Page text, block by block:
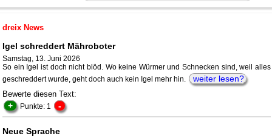
dreix News
Igel schreddert Mähroboter
Samstag, 13. Juni 2026
So ein Igel ist doch nicht blöd. Wo keine Würmer und Schnecken sind, weil alles
geschreddert wurde, geht doch auch kein Igel mehr hin.
weiter lesen?
Bewerte diesen Text:
+ Punkte: 1 -
Neue Sprache